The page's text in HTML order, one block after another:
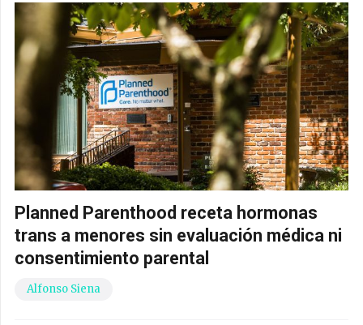
Planned Parenthood receta hormonas
trans a menores sin evaluación médica ni
consentimiento parental
Alfonso Siena